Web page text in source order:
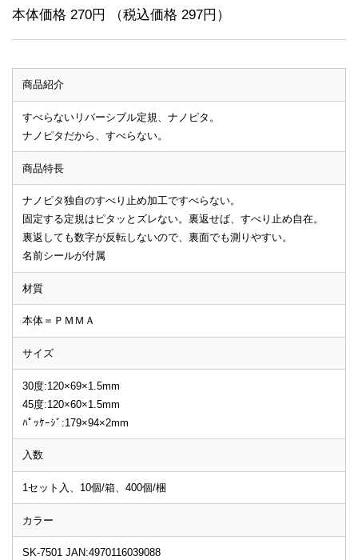
本体価格 270円 （税込価格 297円）
商品紹介
すべらないリバーシブル定規、ナノピタ。
ナノピタだから、すべらない。
商品特長
ナノピタ独自のすべり止め加工ですべらない。
固定する定規はピタッとズレない。裏返せば、すべり止め自在。
裏返しても数字が反転しないので、裏面でも測りやすい。
名前シールが付属
材質
本体＝ＰＭＭＡ
サイズ
30度:120×69×1.5mm
45度:120×60×1.5mm
ﾊﾟｯｹｰｼﾞ:179×94×2mm
入数
1セット入、10個/箱、400個/梱
カラー
SK-7501 JAN:4970116039088